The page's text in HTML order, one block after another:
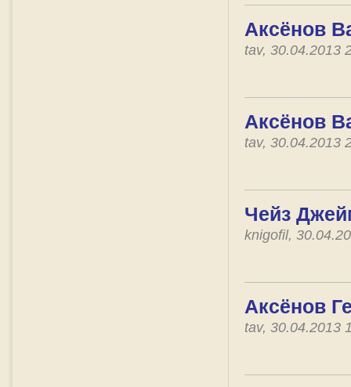
Аксёнов
tav,
Аксёнов
tav,
Чейз
knigofil,
Аксёнов
tav,